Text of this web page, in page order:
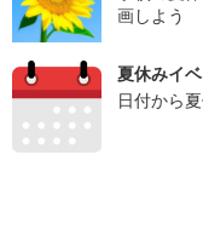
画しよう
夏休みイ
日付から